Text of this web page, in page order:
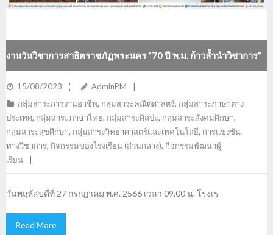
งานวันวิชาการสาธิตราชภัฏพระนคร “70 ปี พ.ม. ก้าวล้ำนำวิชาการ”
ปีการศึกษา 2566
15/08/2023
AdminPM
กลุ่มสาระการงานอาชีพ, กลุ่มสาระคณิตศาสตร์, กลุ่มสาระภาษาต่าง
ประเทศ, กลุ่มสาระภาษาไทย, กลุ่มสาระศิลปะ, กลุ่มสาระสังคมศึกษา,
กลุ่มสาระสุขศึกษา, กลุ่มสาระวิทยาศาสตร์และเทคโนโลยี, การแข่งขัน
ทางวิชาการ, กิจกรรมของโรงเรียน (ส่วนกลาง), กิจกรรมพัฒนาผู้
เรียน
วันพฤหัสบดีที่ 27 กรกฎาคม พ.ศ. 2566 เวลา 09.00 น. โรงเร
Read More